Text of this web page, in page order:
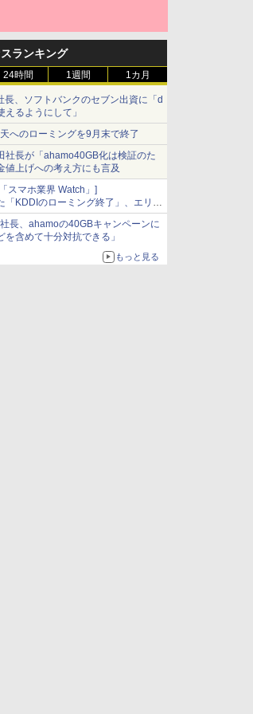
ランキング
24時間 1週間 1カ月
長、ソフトバンクのセブン出資に「d
えるようにして」
へのローミングを9月末で終了
社長が「ahamo40GB化は検証のた
値上げへの考え方にも言及
スマホ業界 Watch」]
「KDDIのローミング終了」、エリア
とし穴と楽天モバイルの課題
長、ahamoの40GBキャンペーンに
を含めて十分対抗できる」
もっと見る